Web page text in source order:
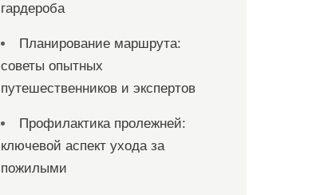
гардероба
Планирование маршрута:
советы опытных
путешественников и экспертов
Профилактика пролежней:
ключевой аспект ухода за
пожилыми